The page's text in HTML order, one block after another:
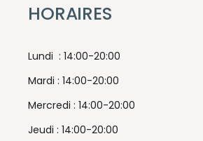
HORAIRES
Lundi : 14:00-20:00
Mardi : 14:00-20:00
Mercredi : 14:00-20:00
Jeudi : 14:00-20:00